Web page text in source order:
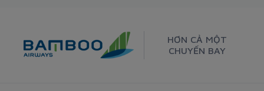
HƠN CẢ MỘT
CHUYẾN BAY